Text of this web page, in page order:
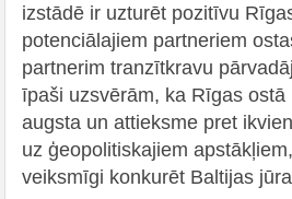
izstādē ir uzturēt pozitīvu
potenciālajiem partneriem
partnerim tranzītkravu
īpaši uzsvērām, ka Rīgas
augsta un attieksme pret
uz ģeopolitiskajiem
veiksmīgi konkurēt Baltijas